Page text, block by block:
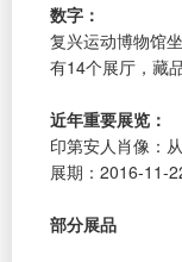
数字：
复兴运动博物馆
有14个展厅，藏
近年重要展览：
印第安人肖像：
展期：2016-11-
部分展品